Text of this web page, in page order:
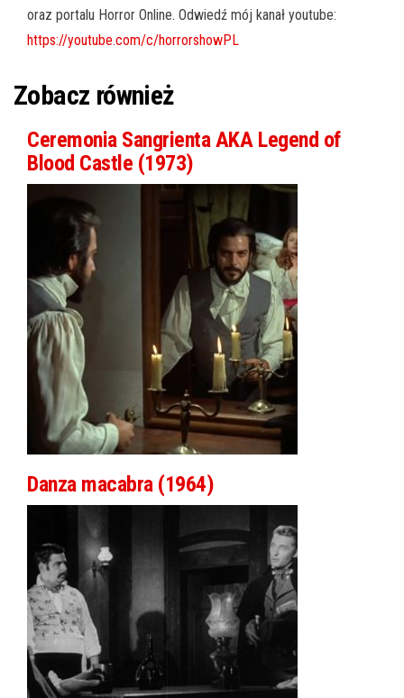
oraz portalu Horror Online. Odwiedź mój kanał youtube:
https://youtube.com/c/horrorshowPL
Zobacz również
Ceremonia Sangrienta AKA Legend of
Blood Castle (1973)
Danza macabra (1964)